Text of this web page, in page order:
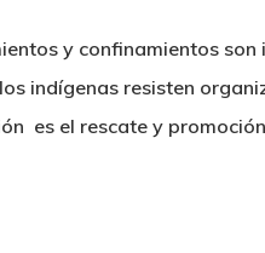
y confinamientos
indígenas resisten
es el rescate y